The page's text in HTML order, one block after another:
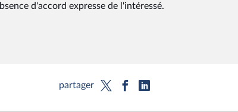
d'accord expresse de l'intéressé.
partager